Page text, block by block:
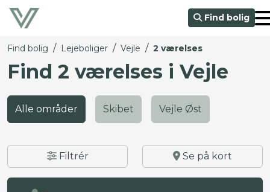
Find bolig
Find bolig / Lejeboliger / Vejle / 2 værelses
Find 2 værelses i Vejle
Alle områder Skibet Vejle Øst
Filtrér Se på kort